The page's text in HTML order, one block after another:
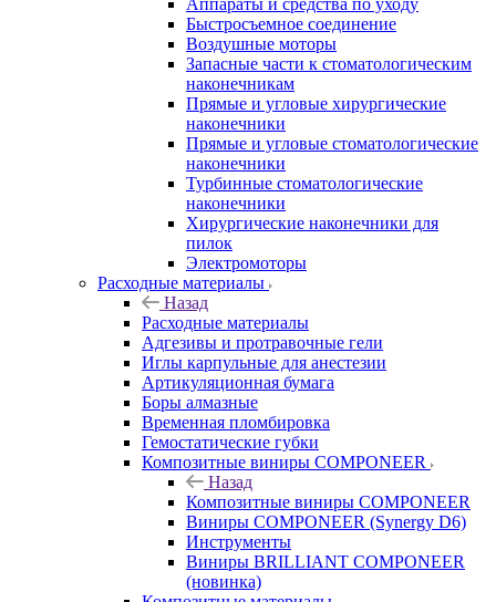
Аппараты и средства по уходу
Быстросъемное соединение
Воздушные моторы
Запасные части к стоматологическим
наконечникам
Прямые и угловые хирургические
наконечники
Прямые и угловые стоматологические
наконечники
Турбинные стоматологические
наконечники
Хирургические наконечники для
пилок
Электромоторы
Расходные материалы
Назад
Расходные материалы
Адгезивы и протравочные гели
Иглы карпульные для анестезии
Артикуляционная бумага
Боры алмазные
Временная пломбировка
Гемостатические губки
Композитные виниры COMPONEER
Назад
Композитные виниры COMPONEER
Виниры COMPONEER (Synergy D6)
Инструменты
Виниры BRILLIANT COMPONEER
(новинка)